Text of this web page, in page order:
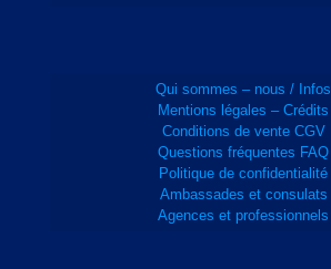
Qui sommes – nous / Infos
Mentions légales – Crédits
Conditions de vente CGV
Questions fréquentes FAQ
Politique de confidentialité
Ambassades et consulats
Agences et professionnels